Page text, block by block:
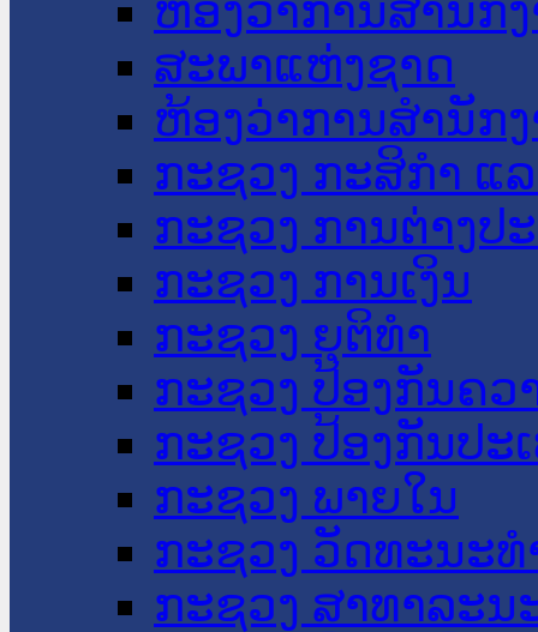
ຫ້ອງວ່າການສໍານັກ
ສະພາແຫ່ງຊາດ
ຫ້ອງວ່າການສຳນັກ
ກະຊວງ ກະສິກຳ ແ
ກະຊວງ ການຕ່າງປ
ກະຊວງ ການເງິນ
ກະຊວງ ຍຸຕິທໍາ
ກະຊວງ ປ້ອງກັນຄວ
ກະຊວງ ປ້ອງກັນປະ
ກະຊວງ ພາຍໃນ
ກະຊວງ ວັດທະນະ
ກະຊວງ ສາທາລະນ